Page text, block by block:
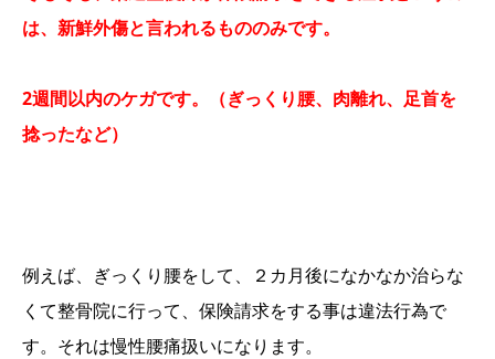
は、新鮮外傷と言われるもののみです。
2週間以内のケガです。（ぎっくり腰、肉離れ、足首を
捻ったなど）
例えば、ぎっくり腰をして、２カ月後になかなか治らな
くて整骨院に行って、保険請求をする事は違法行為で
す。それは慢性腰痛扱いになります。